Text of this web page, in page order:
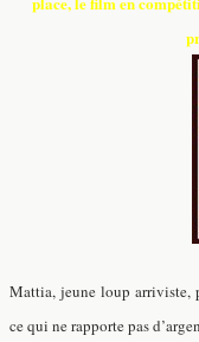
Mattia, jeune loup arriviste,
ce qui ne rapporte pas